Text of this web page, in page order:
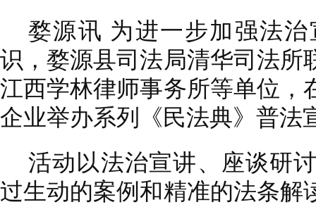
婺源讯 为进一步加强法
识，婺源县司法局清华司法所
江西学林律师事务所等单位，
企业举办系列《民法典》普法
活动以法治宣讲、座谈研
过生动的案例和精准的法条解